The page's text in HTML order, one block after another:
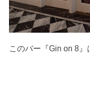
このバー『Gin on 8』